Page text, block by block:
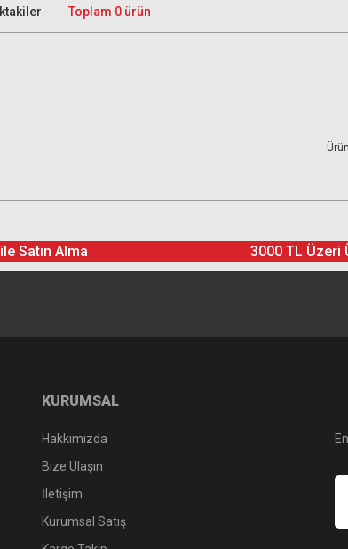
Toplam 0 ürün
Satın Alma 3000 TL Üzeri
KURUMSAL
Hakkımızda
Bize Ulaşın
İletişim
Kurumsal Satış